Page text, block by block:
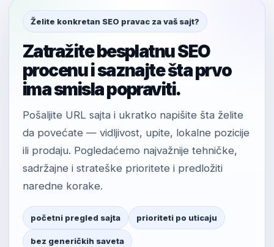
Želite konkretan SEO pravac za vaš sajt?
Zatražite besplatnu SEO
procenu i saznajte šta prvo
ima smisla popraviti.
Pošaljite URL sajta i ukratko napišite šta želite
da povećate — vidljivost, upite, lokalne pozicije
ili prodaju. Pogledaćemo najvažnije tehničke,
sadržajne i strateške prioritete i predložiti
naredne korake.
početni pregled sajta prioriteti po uticaju
bez generičkih saveta